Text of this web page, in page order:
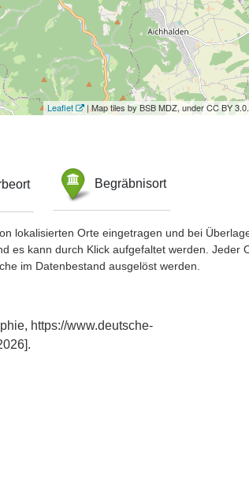
Leaflet | Map tiles by BSB MDZ, under CC BY
Begräbnisort
lokalisierten Orte eingetragen und bei
es kann durch Klick aufgefaltet werden. Jeder
im Datenbestand ausgelöst werden.
https://www.deutsche-